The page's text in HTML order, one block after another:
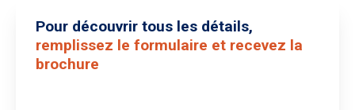
Pour découvrir tous les détails,
remplissez le formulaire et recevez la
brochure